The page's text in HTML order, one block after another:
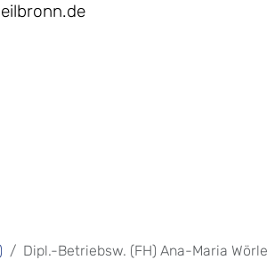
Dipl.-Betriebsw. (FH) Ana-Maria Wörle